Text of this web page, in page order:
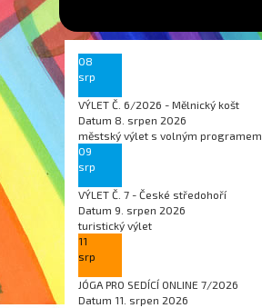
08
srp
VÝLET Č. 6/2026 - Mělnický košt
Datum 8. srpen 2026
městský výlet s volným programem
09
srp
VÝLET Č. 7 - České středohoří
Datum 9. srpen 2026
turistický výlet
11
srp
JÓGA PRO SEDÍCÍ ONLINE 7/2026
Datum 11. srpen 2026